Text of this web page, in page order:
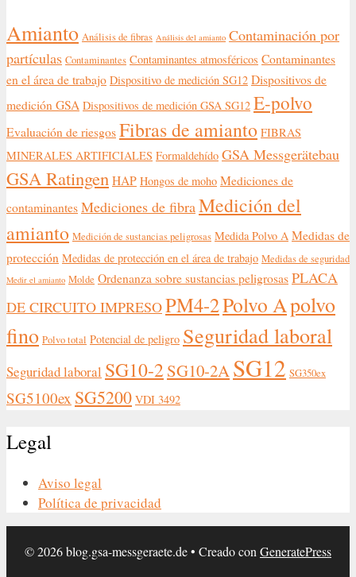
Amianto Análisis de fibras Análisis del amianto Contaminación por
partículas Contaminantes Contaminantes atmosféricos Contaminantes
en el área de trabajo Dispositivo de medición SG12 Dispositivos de
medición GSA Dispositivos de medición GSA SG12 E-polvo
Evaluación de riesgosFibras de amianto FIBRAS
MINERALES ARTIFICIALES Formaldehído GSA Messgerätebau
GSA RatingenHAP Hongos de moho Mediciones de
contaminantesMediciones de fibraMedición del
amianto Medición de sustancias peligrosas Medida Polvo A Medidas de
protección Medidas de protección en el área de trabajo Medidas de seguridad
Medir el amianto Molde Ordenanza sobre sustancias peligrosasPLACA
DE CIRCUITO IMPRESOPM4-2Polvo Apolvo
fino Polvo total Potencial de peligro Seguridad laboral
Seguridad laboral SG10-2 SG10-2ASG12 SG350ex
SG5100ex SG5200 VDI 3492
Legal
Aviso legal
Política de privacidad
© 2026 blog.gsa-messgeraete.de• Creado con GeneratePress